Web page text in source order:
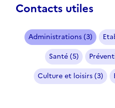
Contacts utiles
Administrations (3)
Santé (5)
Culture et loisirs (3)